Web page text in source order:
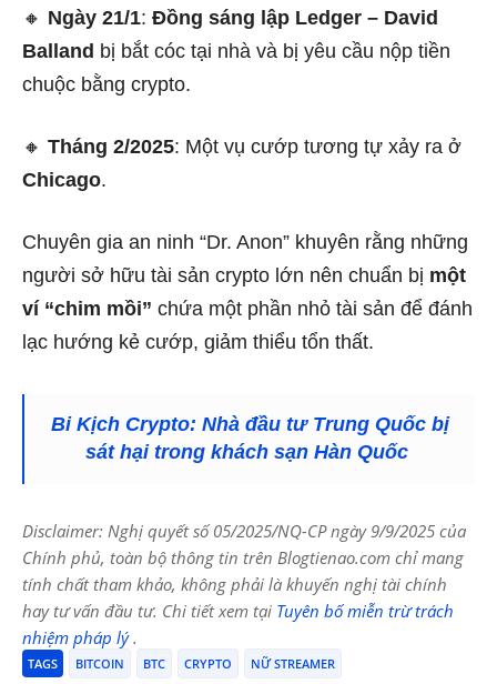
🔸 Ngày 21/1: Đồng sáng lập Ledger – David
Balland bị bắt cóc tại nhà và bị yêu cầu nộp tiền
chuộc bằng crypto.
🔸 Tháng 2/2025: Một vụ cướp tương tự xảy ra ở
Chicago.
Chuyên gia an ninh “Dr. Anon” khuyên rằng những
người sở hữu tài sản crypto lớn nên chuẩn bị một
ví “chim mồi” chứa một phần nhỏ tài sản để đánh
lạc hướng kẻ cướp, giảm thiểu tổn thất.
Bi Kịch Crypto: Nhà đầu tư Trung Quốc bị
sát hại trong khách sạn Hàn Quốc
Disclaimer: Nghị quyết số 05/2025/NQ-CP ngày 9/9/2025 của
Chính phủ, toàn bộ thông tin trên Blogtienao.com chỉ mang
tính chất tham khảo, không phải là khuyến nghị tài chính
hay tư vấn đầu tư. Chi tiết xem tại Tuyên bố miễn trừ trách
nhiệm pháp lý.
TAGS BITCOIN BTC CRYPTO NỮ STREAMER